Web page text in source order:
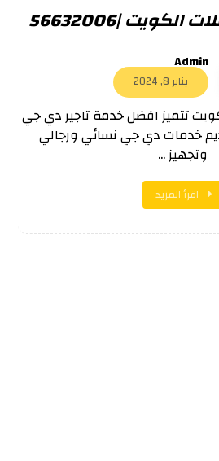
|56632006
Admin
يناير 8, 2024
تتميز افضل خدمة تاجير دي جي
خدمات دي جي نسائي ورجالي
وتجهيز ...
اقرأ المزيد